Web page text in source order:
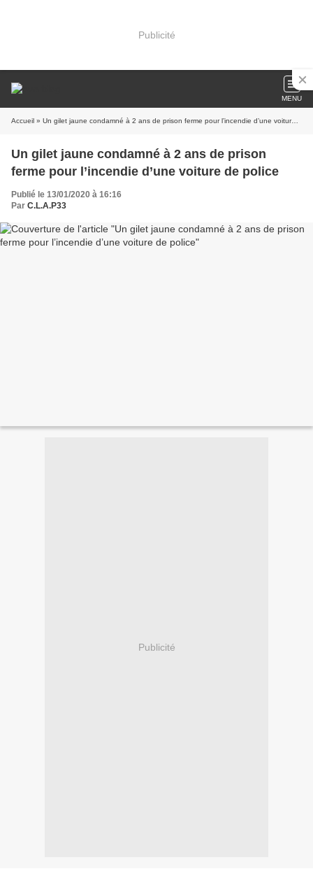
Publicité
MENU
Accueil » Un gilet jaune condamné à 2 ans de prison ferme pour l’incendie d’une voiture de police
Un gilet jaune condamné à 2 ans de prison
ferme pour l’incendie d’une voiture de police
Publié le 13/01/2020 à 16:16
Par C.L.A.P33
Publicité